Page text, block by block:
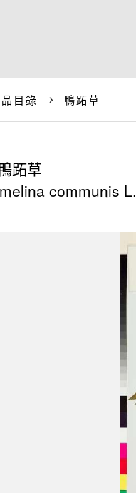
目錄 鴨跖草
跖草
communis L.